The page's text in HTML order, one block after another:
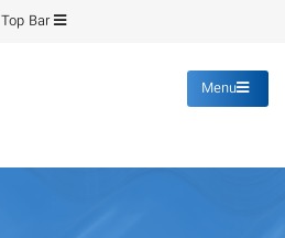
content
Top Bar
Menu